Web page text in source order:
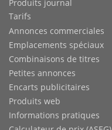
Produits journal
Tarifs
Annonces commerciales
Emplacements spéciaux
Combinaisons de titres
Petites annonces
Encarts publicitaires
Produits web
Informations pratiques